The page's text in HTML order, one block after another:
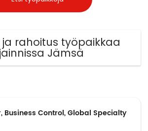
ja rahoitus työpaikkaa
Jämsä
Business Control, Global Specialty